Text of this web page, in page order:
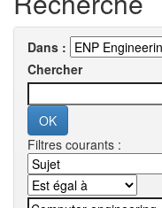
Dans :
Chercher
Filtres courants :